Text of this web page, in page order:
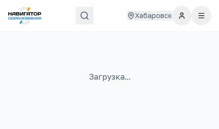
Хабаровск
Загрузка...